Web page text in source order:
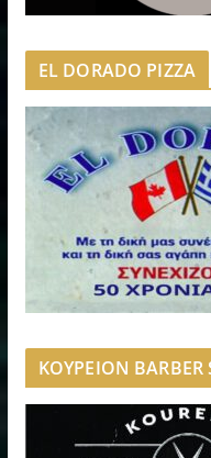
EL DORADO PIZZA
ΚΟΥΡΕΙΟΝ BARBER